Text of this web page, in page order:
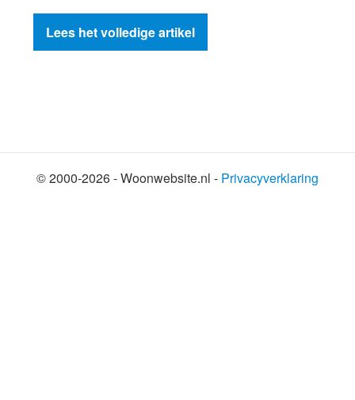
Lees het volledige artikel
© 2000-2026 - Woonwebsite.nl - Privacyverklaring